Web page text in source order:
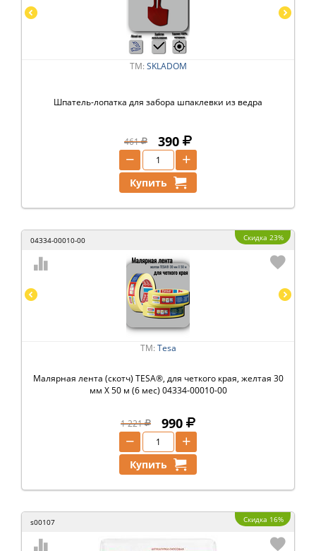
ТМ: SKLADOM
Шпатель-лопатка для забора шпаклевки из ведра
461 390
+
−
Купить
04334-00010-00 Скидка 23%
ТМ: Tesa
Малярная лента (скотч) TESA®, для четкого края, желтая 30
мм Х 50 м (6 мес) 04334-00010-00
1 221 990
+
−
Купить
s00107 Скидка 16%